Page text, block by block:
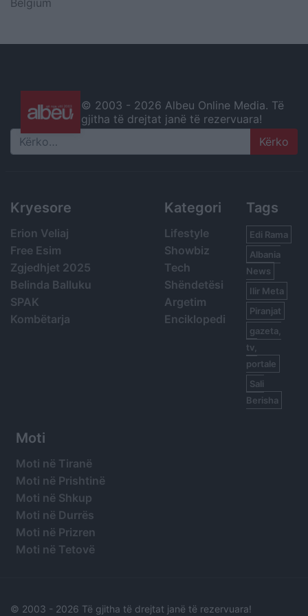
Belgium
© 2003 - 2026 Albeu Online Media. Të
gjitha të drejtat janë të rezervuara!
Search
Kryesore
Erion Veliaj
Free Esim
Zgjedhjet 2025
Belinda Balluku
SPAK
Kombëtarja
Kategori
Lifestyle
Showbiz
Tech
Shëndetësi
Argetim
Enciklopedi
Tags
Edi Rama
Albania
News
Ilir Meta
Piranjat
gazeta,
tv,
portale
Sali
Berisha
Moti
Moti në Tiranë
Moti në Prishtinë
Moti në Shkup
Moti në Durrës
Moti në Prizren
Moti në Tetovë
© 2003 - 2026 Të gjitha të drejtat janë të rezervuara!